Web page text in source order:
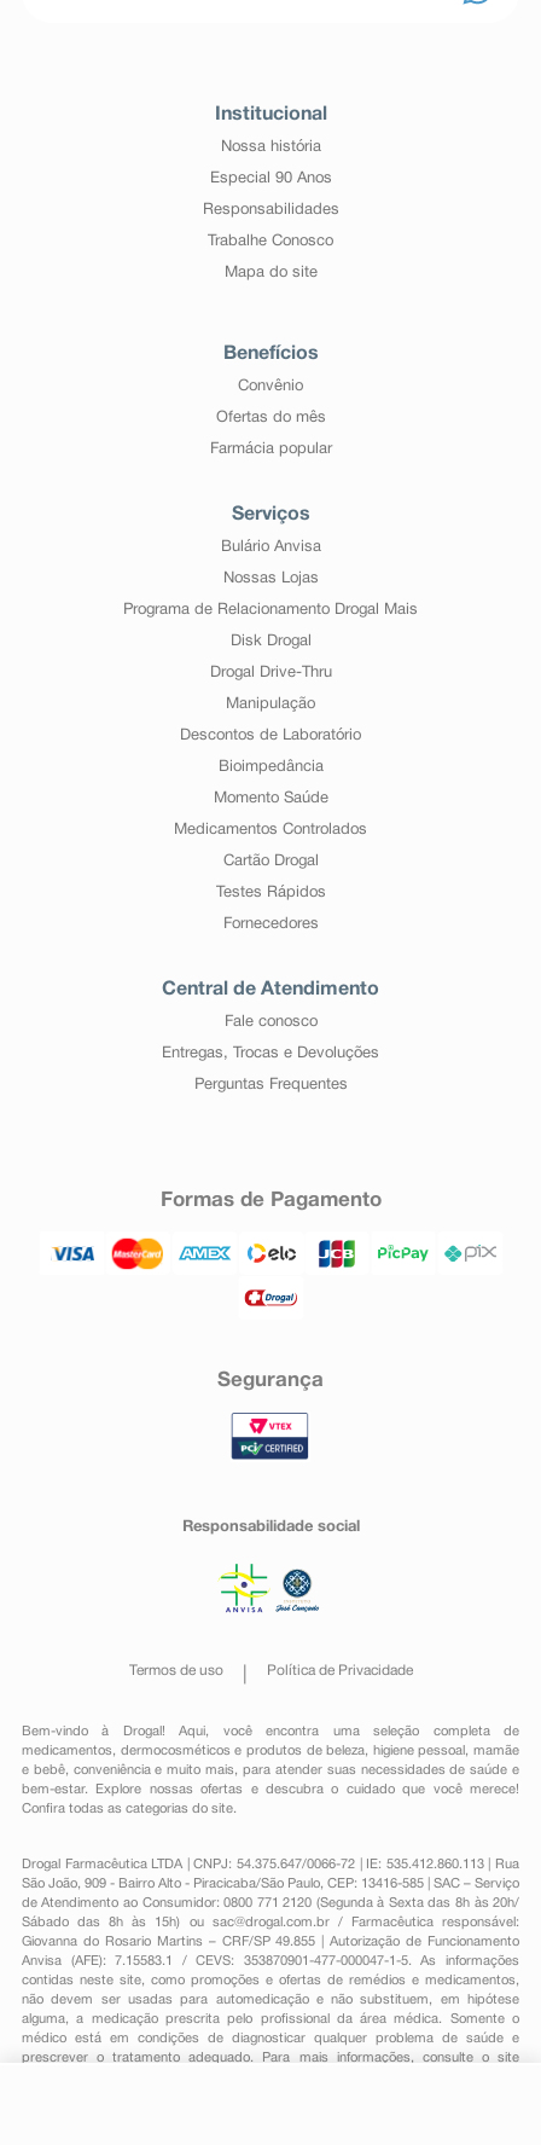
Institucional
Nossa história
Especial 90 Anos
Responsabilidades
Trabalhe Conosco
Mapa do site
Benefícios
Convênio
Ofertas do mês
Farmácia popular
Serviços
Bulário Anvisa
Nossas Lojas
Programa de Relacionamento Drogal Mais
Disk Drogal
Drogal Drive-Thru
Manipulação
Descontos de Laboratório
Bioimpedância
Momento Saúde
Medicamentos Controlados
Cartão Drogal
Testes Rápidos
Fornecedores
Central de Atendimento
Fale conosco
Entregas, Trocas e Devoluções
Perguntas Frequentes
Formas de Pagamento
Segurança
Responsabilidade social
Termos de uso Política de Privacidade
Bem-vindo à Drogal! Aqui, você encontra uma seleção completa de
medicamentos , dermocosméticos e produtos de beleza, higiene pessoal ,mamãe
e bebê, conveniênciae muito mais, para atender suas necessidades de saúde e
bem-estar. Explore nossas ofertas e descubra o cuidado que você merece!
Confira todas as categorias do site.
Drogal Farmacêutica LTDA | CNPJ: 54.375.647/0066-72 | IE: 535.412.860.113 | Rua
São João, 909 - Bairro Alto - Piracicaba/São Paulo, CEP: 13416-585 | SAC – Serviço
de Atendimento ao Consumidor: 0800 771 2120 (Segunda à Sexta das 8h às 20h/
Sábado das 8h às 15h) ou sac@drogal.com.br/ Farmacêutica responsável:
Giovanna do Rosario Martins – CRF/SP 49.855 | Autorização de Funcionamento
Anvisa (AFE): 7.15583.1 / CEVS: 353870901-477-000047-1-5. As informações
contidas neste site, como promoções e ofertas de remédios e medicamentos,
não devem ser usadas para automedicação e não substituem, em hipótese
alguma, a medicação prescrita pelo profissional da área médica. Somente o
médico está em condições de diagnosticar qualquer problema de saúde e
prescrever o tratamento adequado. Para mais informações, consulte o site